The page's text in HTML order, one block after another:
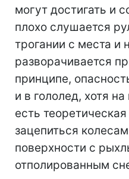
могут достигать и
плохо слушается
трогании с места и
разворачивается
принципе,
и в гололед, хотя
есть
зацепиться
поверхности с
отполированным